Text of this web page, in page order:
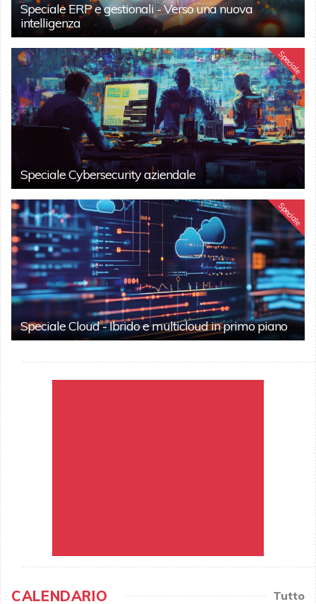
Speciale ERP e gestionali - Verso una nuova
intelligenza
Speciale
Speciale Cybersecurity aziendale
Speciale
Speciale Cloud - Ibrido e multicloud in primo piano
CALENDARIO Tutto